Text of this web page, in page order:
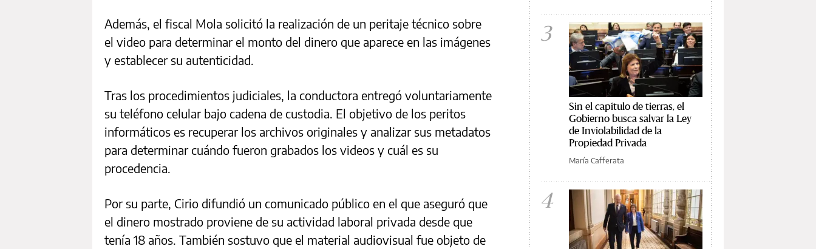
Además, el fiscal Mola solicitó la realización de un peritaje técnico sobre
el video para determinar el monto del dinero que aparece en las imágenes
y establecer su autenticidad.
Tras los procedimientos judiciales, la conductora entregó voluntariamente
su teléfono celular bajo cadena de custodia. El objetivo de los peritos
informáticos es recuperar los archivos originales y analizar sus metadatos
para determinar cuándo fueron grabados los videos y cuál es su
procedencia.
Por su parte, Cirio difundió un comunicado público en el que aseguró que
el dinero mostrado proviene de su actividad laboral privada desde que
tenía 18 años. También sostuvo que el material audiovisual fue objeto de
3
Sin el capítulo de tierras, el
Gobierno busca salvar la Ley
de Inviolabilidad de la
Propiedad Privada
María Cafferata
4